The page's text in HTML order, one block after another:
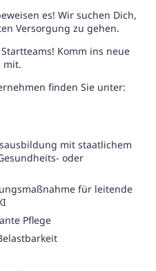
es! Wir suchen Dich,
Versorgung zu gehen.
Komm ins neue
mit.
finden Sie unter:
mit staatlichem
oder
für leitende
Pflege
anzeigen